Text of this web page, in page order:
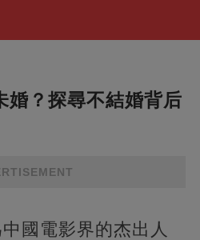
婚？探尋不結婚背后
國電影界的杰出人